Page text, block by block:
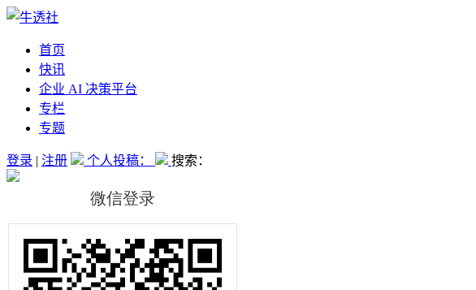
首页
快讯
企业 AI 决策平台
专栏
专题
登录 | 注册 个人投稿： 搜索：